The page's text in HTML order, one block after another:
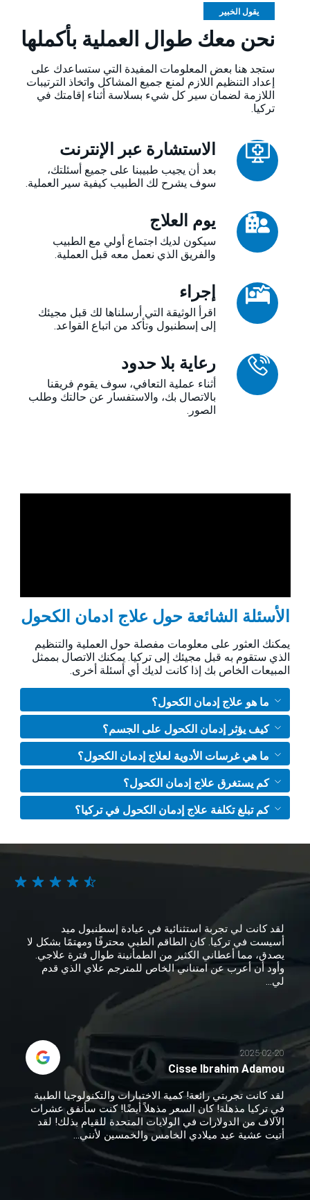
يقول الخبير
نحن معك طوال العملية بأكملها
ستجد هنا بعض المعلومات المفيدة التي ستساعدك على
إعداد التنظيم اللازم لمنع جميع المشاكل واتخاذ الترتيبات
اللازمة لضمان سير كل شيء بسلاسة أثناء إقامتك في
تركيا.
الاستشارة عبر الإنترنت
بعد أن يجيب طبيبنا على جميع أسئلتك،
سوف يشرح لك الطبيب كيفية سير العملية.
يوم العلاج
سيكون لديك اجتماع أولي مع الطبيب
والفريق الذي نعمل معه قبل العملية.
إجراء
اقرأ الوثيقة التي أرسلناها لك قبل مجيئك
إلى إسطنبول وتأكد من اتباع القواعد.
رعاية بلا حدود
أثناء عملية التعافي، سوف يقوم فريقنا
بالاتصال بك، والاستفسار عن حالتك وطلب
الصور.
الأسئلة الشائعة حول علاج ادمان الكحول
يمكنك العثور على معلومات مفصلة حول العملية والتنظيم
الذي ستقوم به قبل مجيئك إلى تركيا. يمكنك الاتصال بممثل
المبيعات الخاص بك إذا كانت لديك أي أسئلة أخرى.
ما هو علاج إدمان الكحول؟
كيف يؤثر إدمان الكحول على الجسم؟
ما هي غرسات الأدوية لعلاج إدمان الكحول؟
كم يستغرق علاج إدمان الكحول؟
كم تبلغ تكلفة علاج إدمان الكحول في تركيا؟
لقد كانت لي تجربة استثنائية في عيادة إسطنبول ميد
أسيست في تركيا. كان الطاقم الطبي محترفًا ومهتمًا بشكل لا
يصدق، مما أعطاني الكثير من الطمأنينة طوال فترة علاجي.
وأود أن أعرب عن امتناني الخاص للمترجم علاي الذي قدم
لي...
2025-02-20
Cisse Ibrahim Adamou
لقد كانت تجربتي رائعة! كمية الاختبارات والتكنولوجيا الطبية
في تركيا مذهلة! كان السعر مذهلاً أيضًا! كنت سأنفق عشرات
الآلاف من الدولارات في الولايات المتحدة للقيام بذلك! لقد
أتيت عشية عيد ميلادي الخامس والخمسين لأنني...